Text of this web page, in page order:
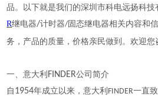
品。以下就是我们的深圳市科电远扬科
R继电器/计时器/固态继电器相关内容和
务，产品的质量，价格亲民做到。欢迎您
一、意大利 FINDER公司简介
自 1954年成立以来，意大利 FINDER一直